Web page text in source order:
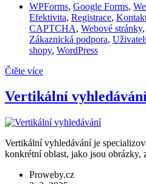
WPForms, Google Forms,
Efektivita, Registrace,
CAPTCHA, Webové stránky,
Zákaznická podpora,
shopy, WordPress
Čtěte více
Vertikální
Vertikální vyhledávání je
konkrétní oblast, jako jsou obrázky,
Proweby.cz